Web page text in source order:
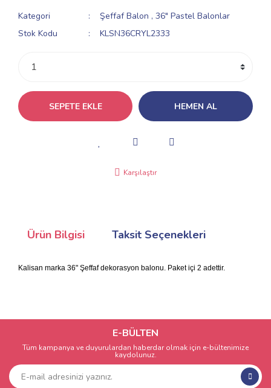
Kategori Şeffaf Balon ,36" Pastel Balonlar
Stok Kodu
KLSN36CRYL2333
SEPETE EKLE HEMEN AL
Karşılaştır
Ürün Bilgisi Taksit Seçenekleri
Kalisan marka 36" Şeffaf dekorasyon balonu. Paket içi 2 adettir.
E-BÜLTEN
Tüm kampanya ve duyurulardan haberdar olmak için e-bültenimize
kaydolunuz.